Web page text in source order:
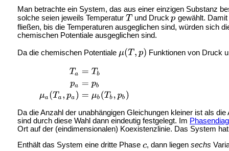
Man betrachte ein System, das aus einer einzigen Substanz
solche seien jeweils Temperatur
und Druck
gewählt.
fließen, bis die Temperaturen ausgeglichen sind, würden sich
chemischen Potentiale ausgeglichen sind.
Da die chemischen Potentiale Funktionen von Druck
Da die Anzahl der unabhängigen Gleichungen kleiner ist als
sind durch diese Wahl dann eindeutig festgelegt. Im
Ort auf der (eindimensionalen) Koexistenzlinie. Das System
Enthält das System eine dritte Phase
, dann liegen sechs